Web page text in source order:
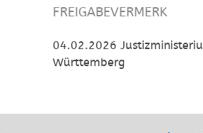
FREIGABEVERMERK
04.02.2026
Württemberg